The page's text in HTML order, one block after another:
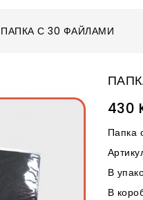
ПАПКА С 30 ФАЙЛАМИ
430
Папка
В
В